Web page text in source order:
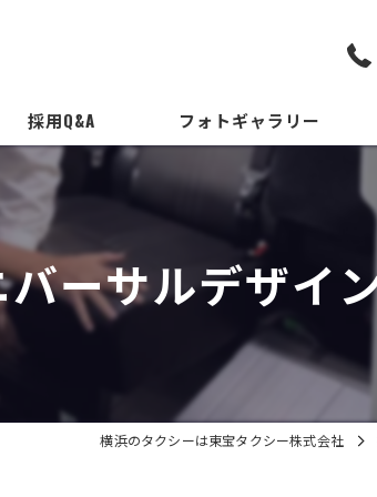
採用Q&A フォトギャラリー
ーサルデザイ
横浜のタクシーは東宝タクシー株式会社